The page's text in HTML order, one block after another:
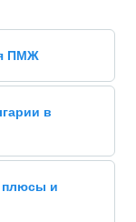
ПМЖ
в
плюсы и